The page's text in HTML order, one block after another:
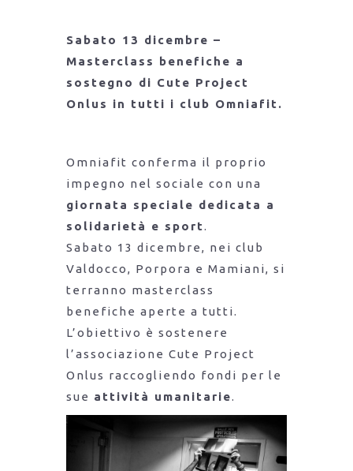
Sabato 13 dicembre –
Masterclass benefiche a
sostegno di Cute Project
Onlus in tutti i club Omniafit.
Omniafit conferma il proprio
impegno nel sociale con una
giornata speciale dedicata a
solidarietà e sport.
Sabato 13 dicembre, nei club
Valdocco, Porpora e Mamiani, si
terranno masterclass
benefiche aperte a tutti.
L’obiettivo è sostenere
l’associazione Cute Project
Onlus raccogliendo fondi per le
sue attività umanitarie.